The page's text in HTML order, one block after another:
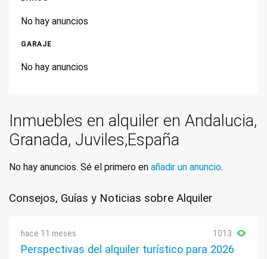
No hay anuncios
GARAJE
No hay anuncios
Inmuebles en alquiler en Andalucia,
Granada, Juviles,España
No hay anuncios. Sé el primero en añadir un anuncio.
Consejos, Guías y Noticias sobre Alquiler
hace 11 meses 1013
Perspectivas del alquiler turístico para 2026